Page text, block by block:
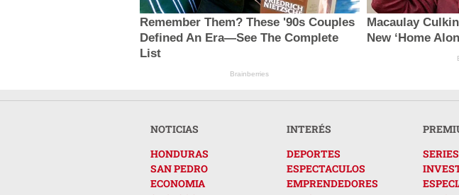
Remember Them? These '90s Couples
Defined An Era—See The Complete
List
Brainberries
Macaulay
New ‘Home
NOTICIAS
HONDURAS
SAN PEDRO
ECONOMIA
INTERÉS
DEPORTES
ESPECTACULOS
EMPRENDEDORES